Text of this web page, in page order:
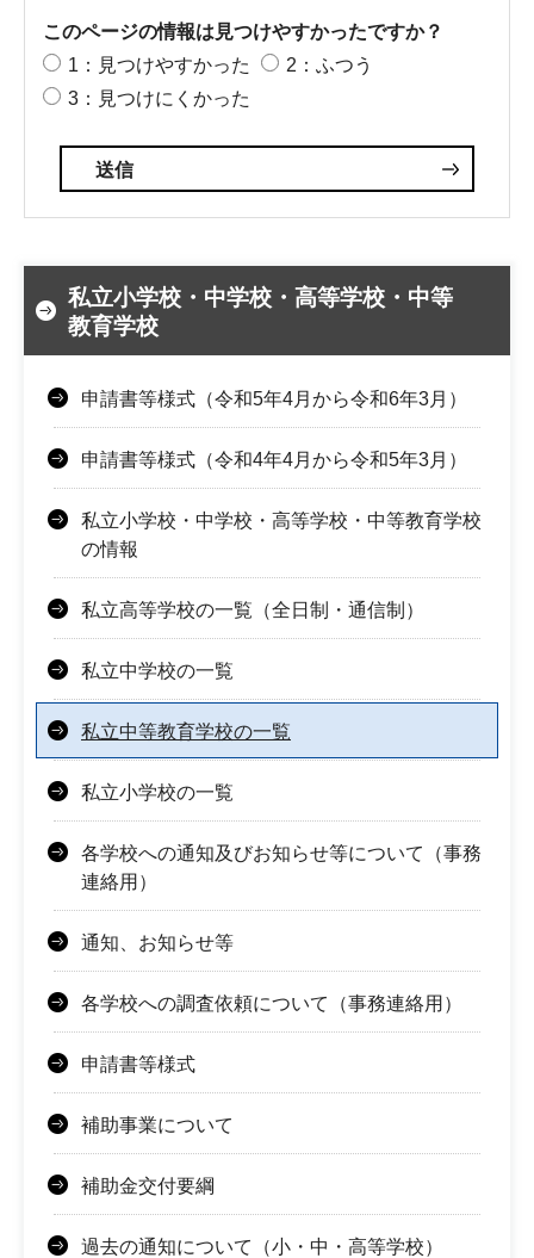
このページの情報は見つけやすかったですか？
1：見つけやすかった
2：ふつう
3：見つけにくかった
私立小学校・中学校・高等学校・中等
教育学校
申請書等様式（令和5年4月から令和6年3月）
申請書等様式（令和4年4月から令和5年3月）
私立小学校・中学校・高等学校・中等教育学校
の情報
私立高等学校の一覧（全日制・通信制）
私立中学校の一覧
私立中等教育学校の一覧
私立小学校の一覧
各学校への通知及びお知らせ等について（事務
連絡用）
通知、お知らせ等
各学校への調査依頼について（事務連絡用）
申請書等様式
補助事業について
補助金交付要綱
過去の通知について（小・中・高等学校）